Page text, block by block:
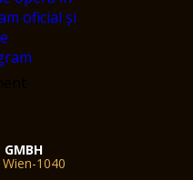
GMBH
1040